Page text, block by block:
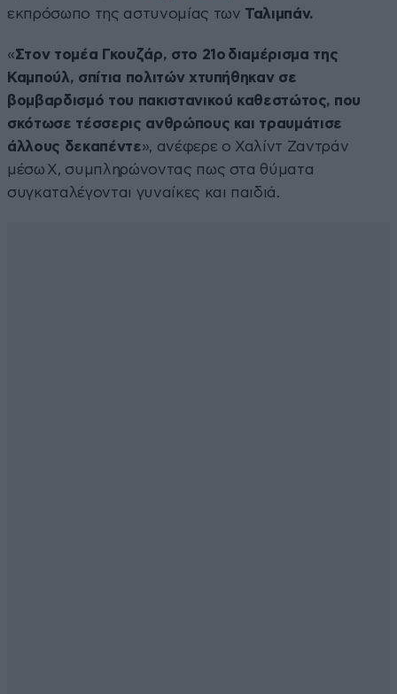
εκπρόσωπο της αστυνομίας των Ταλιμπάν.
«Στον τομέα Γκουζάρ, στο 21ο διαμέρισμα της
Καμπούλ, σπίτια πολιτών χτυπήθηκαν σε
βομβαρδισμό του πακιστανικού καθεστώτος, που
σκότωσε τέσσερις ανθρώπους και τραυμάτισε
άλλους δεκαπέντε», ανέφερε ο Χαλίντ Ζαντράν
μέσω X, συμπληρώνοντας πως στα θύματα
συγκαταλέγονται γυναίκες και παιδιά.